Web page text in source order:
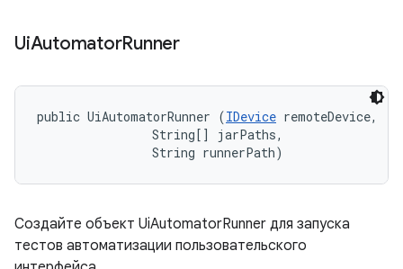
UiAutomatorRunner
public UiAutomatorRunner (IDevice remoteDevice,
                String[] jarPaths,
                String runnerPath)
Создайте объект UiAutomatorRunner для запуска
тестов автоматизации пользовательского